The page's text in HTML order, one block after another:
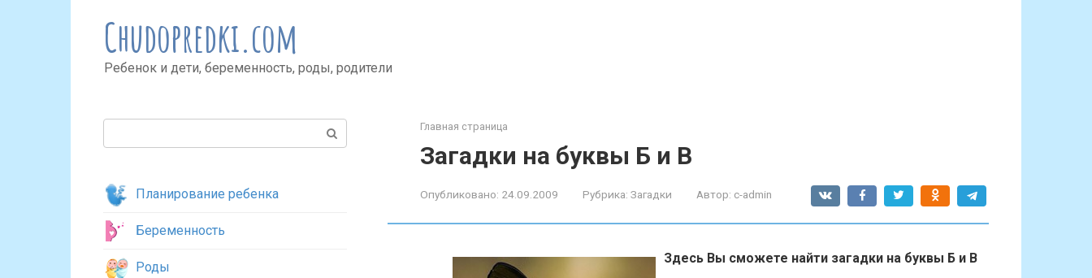
Chudopredki.com
Ребенок и дети, беременность, роды, родители
Главная страница
Загадки на буквы Б и В
Опубликовано: 24.09.2009 Рубрика: Загадки Автор: c-admin
Здесь Вы сможете найти загадки на буквы Б и В
Планирование ребенка
Беременность
Роды